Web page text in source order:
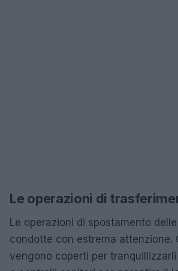
Le operazioni di
Le operazioni di spostamento
condotte con estrema attenzione.
vengono coperti per